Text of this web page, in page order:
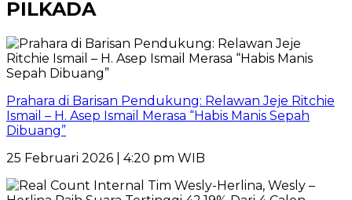
PILKADA
Prahara di Barisan Pendukung: Relawan Jeje Ritchie
Ismail – H. Asep Ismail Merasa “Habis Manis Sepah
Dibuang”
25 Februari 2026 | 4:20 pm WIB